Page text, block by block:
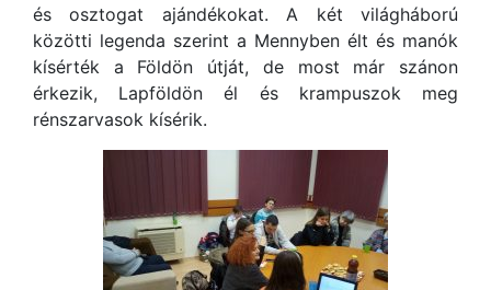
és osztogat ajándékokat. A két világháború
közötti legenda szerint a Mennyben élt és manók
kísérték a Földön útját, de most már szánon
érkezik, Lapföldön él és krampuszok meg
rénszarvasok kísérik.